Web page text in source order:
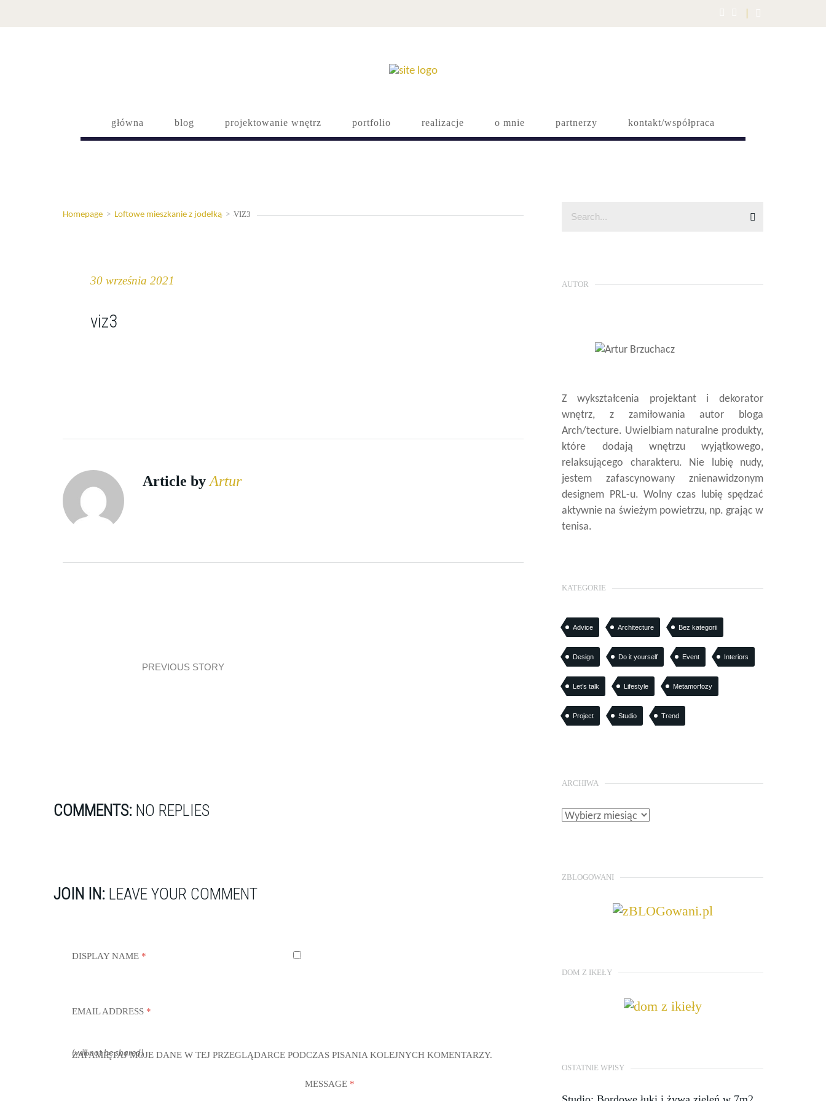
główna blog projektowanie wnętrz portfolio realizacje o mnie partnerzy kontakt/współpraca
Homepage > Loftowe mieszkanie z jodełką > VIZ3
30 września 2021
viz3
Article by Artur
PREVIOUS STORY
COMMENTS: NO REPLIES
JOIN IN: LEAVE YOUR COMMENT
DISPLAY NAME *
EMAIL ADDRESS *
(will not be shared)
ZAPAMIĘTAJ MOJE DANE W TEJ PRZEGLĄDARCE PODCZAS PISANIA KOLEJNYCH KOMENTARZY.
MESSAGE *
AUTOR
Z wykształcenia projektant i dekorator
wnętrz, z zamiłowania autor bloga
Arch/tecture. Uwielbiam naturalne produkty,
które dodają wnętrzu wyjątkowego,
relaksującego charakteru. Nie lubię nudy,
jestem zafascynowany znienawidzonym
designem PRL-u. Wolny czas lubię spędzać
aktywnie na świeżym powietrzu, np. grając w
tenisa.
KATEGORIE
Advice Architecture Bez kategorii
Design Do it yourself Event Interiors
Let’s talk Lifestyle Metamorfozy
Project Studio Trend
ARCHIWA
ZBLOGOWANI
DOM Z IKEŁY
OSTATNIE WPISY